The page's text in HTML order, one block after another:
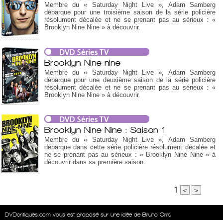
Membre du « Saturday Night Live », Adam Samberg
débarque pour une troisième saison de la série policière
résolument décalée et ne se prenant pas au sérieux : «
Brooklyn Nine Nine » à découvrir.
Brooklyn Nine nine
Membre du « Saturday Night Live », Adam Samberg
débarque pour une deuxième saison de la série policière
résolument décalée et ne se prenant pas au sérieux : «
Brooklyn Nine Nine » à découvrir.
Brooklyn Nine Nine : Saison 1
Membre du « Saturday Night Live », Adam Samberg
débarque dans cette série policière résolument décalée et
ne se prenant pas au sérieux : « Brooklyn Nine Nine » à
découvrir dans sa première saison.
1 < >
DVDcritiques.com vous est proposé sur une idée de Bruno Orrú